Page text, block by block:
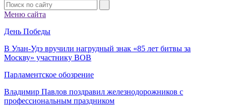
Меню сайта
День Победы
В Улан-Удэ вручили нагрудный знак «85 лет битвы за
Москву» участнику ВОВ
Парламентское обозрение
Владимир Павлов поздравил железнодорожников с
профессиональным праздником